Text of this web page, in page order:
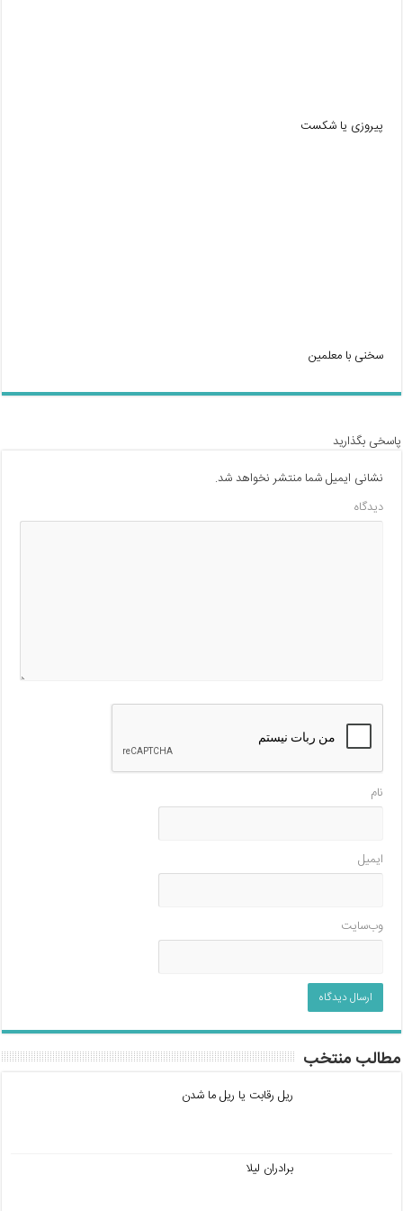
پیروزی یا شکست
سخنی با معلمین
پاسخی بگذارید
نشانی ایمیل شما منتشر نخواهد شد.
دیدگاه
نام
ایمیل
وب‌سایت
مطالب منتخب
ریل رقابت یا ریل ما شدن
برادران لیلا